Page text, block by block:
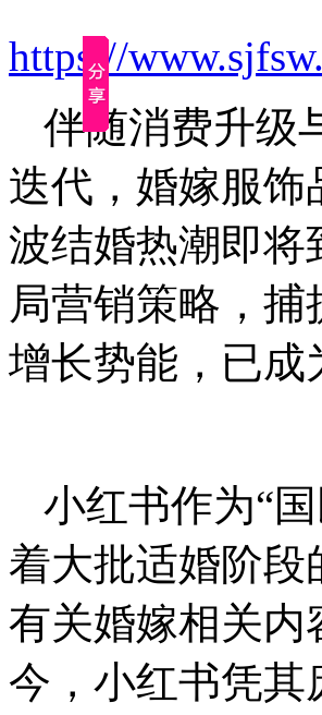
https://
伴随消费升级
迭代，婚嫁服饰
波结婚热潮即将
局营销策略，
增长势能，已成
小红书作为“
着大批适婚阶段
有关婚嫁相关内
今，小红书凭